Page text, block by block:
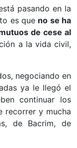
pasando en la
es que no se ha
de cese al
a la vida civil,
negociando en
ya le llegó el
continuar los
recorrer y mucha
de Bacrim, de